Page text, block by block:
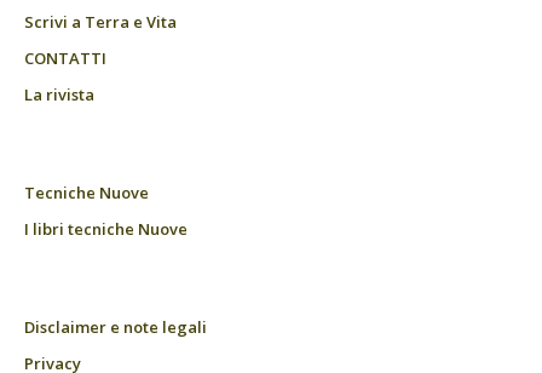
Scrivi a Terra e Vita
CONTATTI
La rivista
Tecniche Nuove
I libri tecniche Nuove
Disclaimer e note legali
Privacy